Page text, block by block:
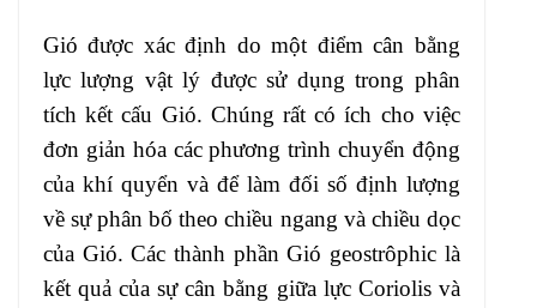
Gió được xác định do một điểm cân bằng
lực lượng vật lý được sử dụng trong phân
tích kết cấu Gió. Chúng rất có ích cho việc
đơn giản hóa các phương trình chuyển động
của khí quyển và để làm đối số định lượng
về sự phân bố theo chiều ngang và chiều dọc
của Gió. Các thành phần Gió geostrôphic là
kết quả của sự cân bằng giữa lực Coriolis và